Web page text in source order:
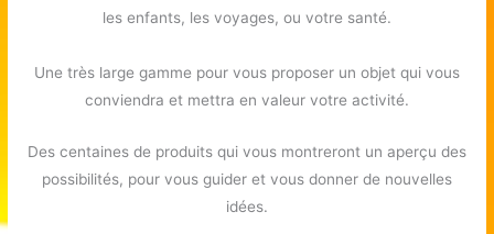
les enfants, les voyages, ou votre santé.
Une très large gamme pour vous proposer un objet qui vous
conviendra et mettra en valeur votre activité.
Des centaines de produits qui vous montreront un aperçu des
possibilités, pour vous guider et vous donner de nouvelles
idées.